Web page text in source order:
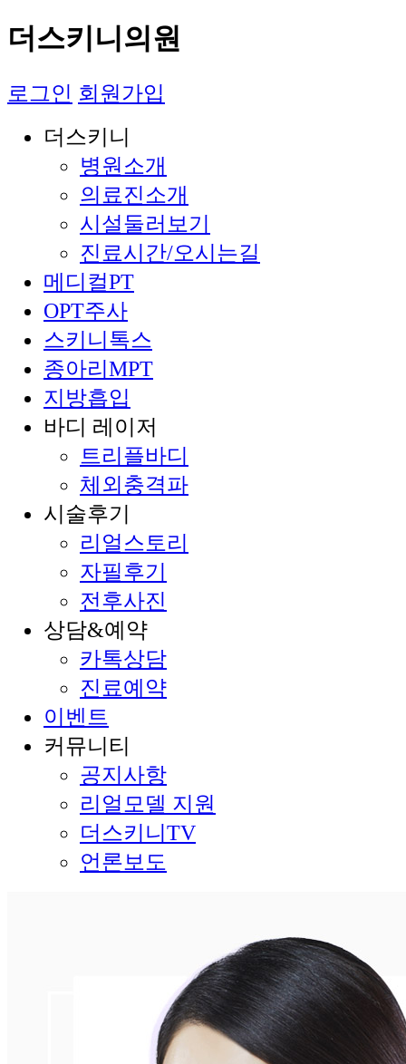
더스키니의원
로그인 회원가입
더스키니
병원소개
의료진소개
시설둘러보기
진료시간/오시는길
메디컬PT
OPT주사
스키니톡스
종아리MPT
지방흡입
바디 레이저
트리플바디
체외충격파
시술후기
리얼스토리
자필후기
전후사진
상담&예약
카톡상담
진료예약
이벤트
커뮤니티
공지사항
리얼모델 지원
더스키니TV
언론보도